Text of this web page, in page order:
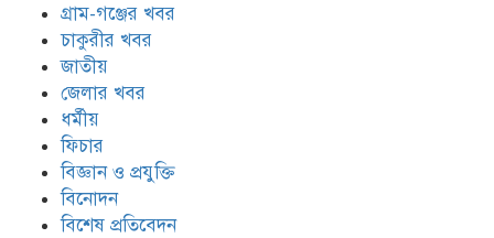
গ্রাম-গঞ্জের খবর
চাকুরীর খবর
জাতীয়
জেলার খবর
ধর্মীয়
ফিচার
বিজ্ঞান ও প্রযুক্তি
বিনোদন
বিশেষ প্রতিবেদন